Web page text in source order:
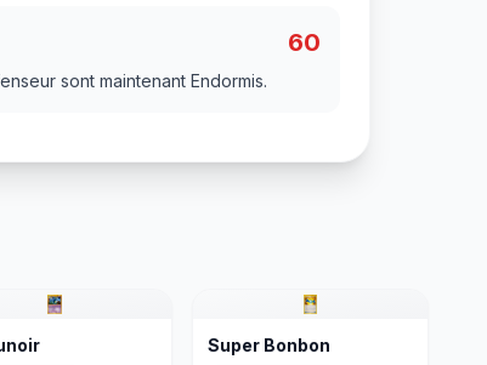
60
sont maintenant Endormis.
Super Bonbon